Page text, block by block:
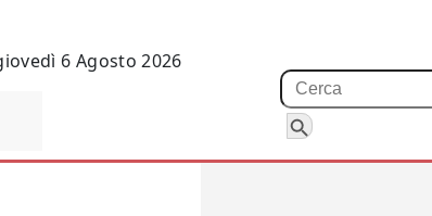
6 Agosto 2026
Search Button